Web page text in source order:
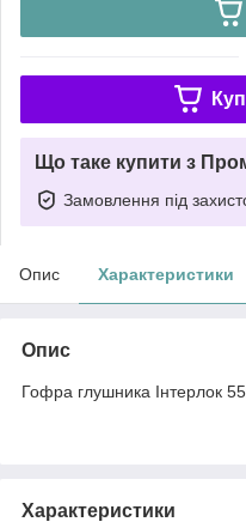
Що таке купити з
Замовлення під
Опис Характеристики
Опис
Гофра глушника Інтерлок
Характеристики